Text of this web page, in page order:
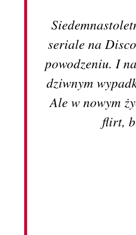
seriale na
powodzeniu. I
dziwnym
Ale w nowym
flirt,